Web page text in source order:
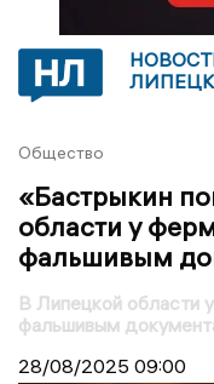
Общество
«Бастрыкин
области у
фальшивым
В Липецкой
фальшивым
28/08/2025 09:00